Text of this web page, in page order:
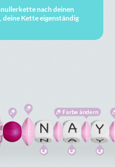
nach deinen
Kette eigenständig
Farbe ändern